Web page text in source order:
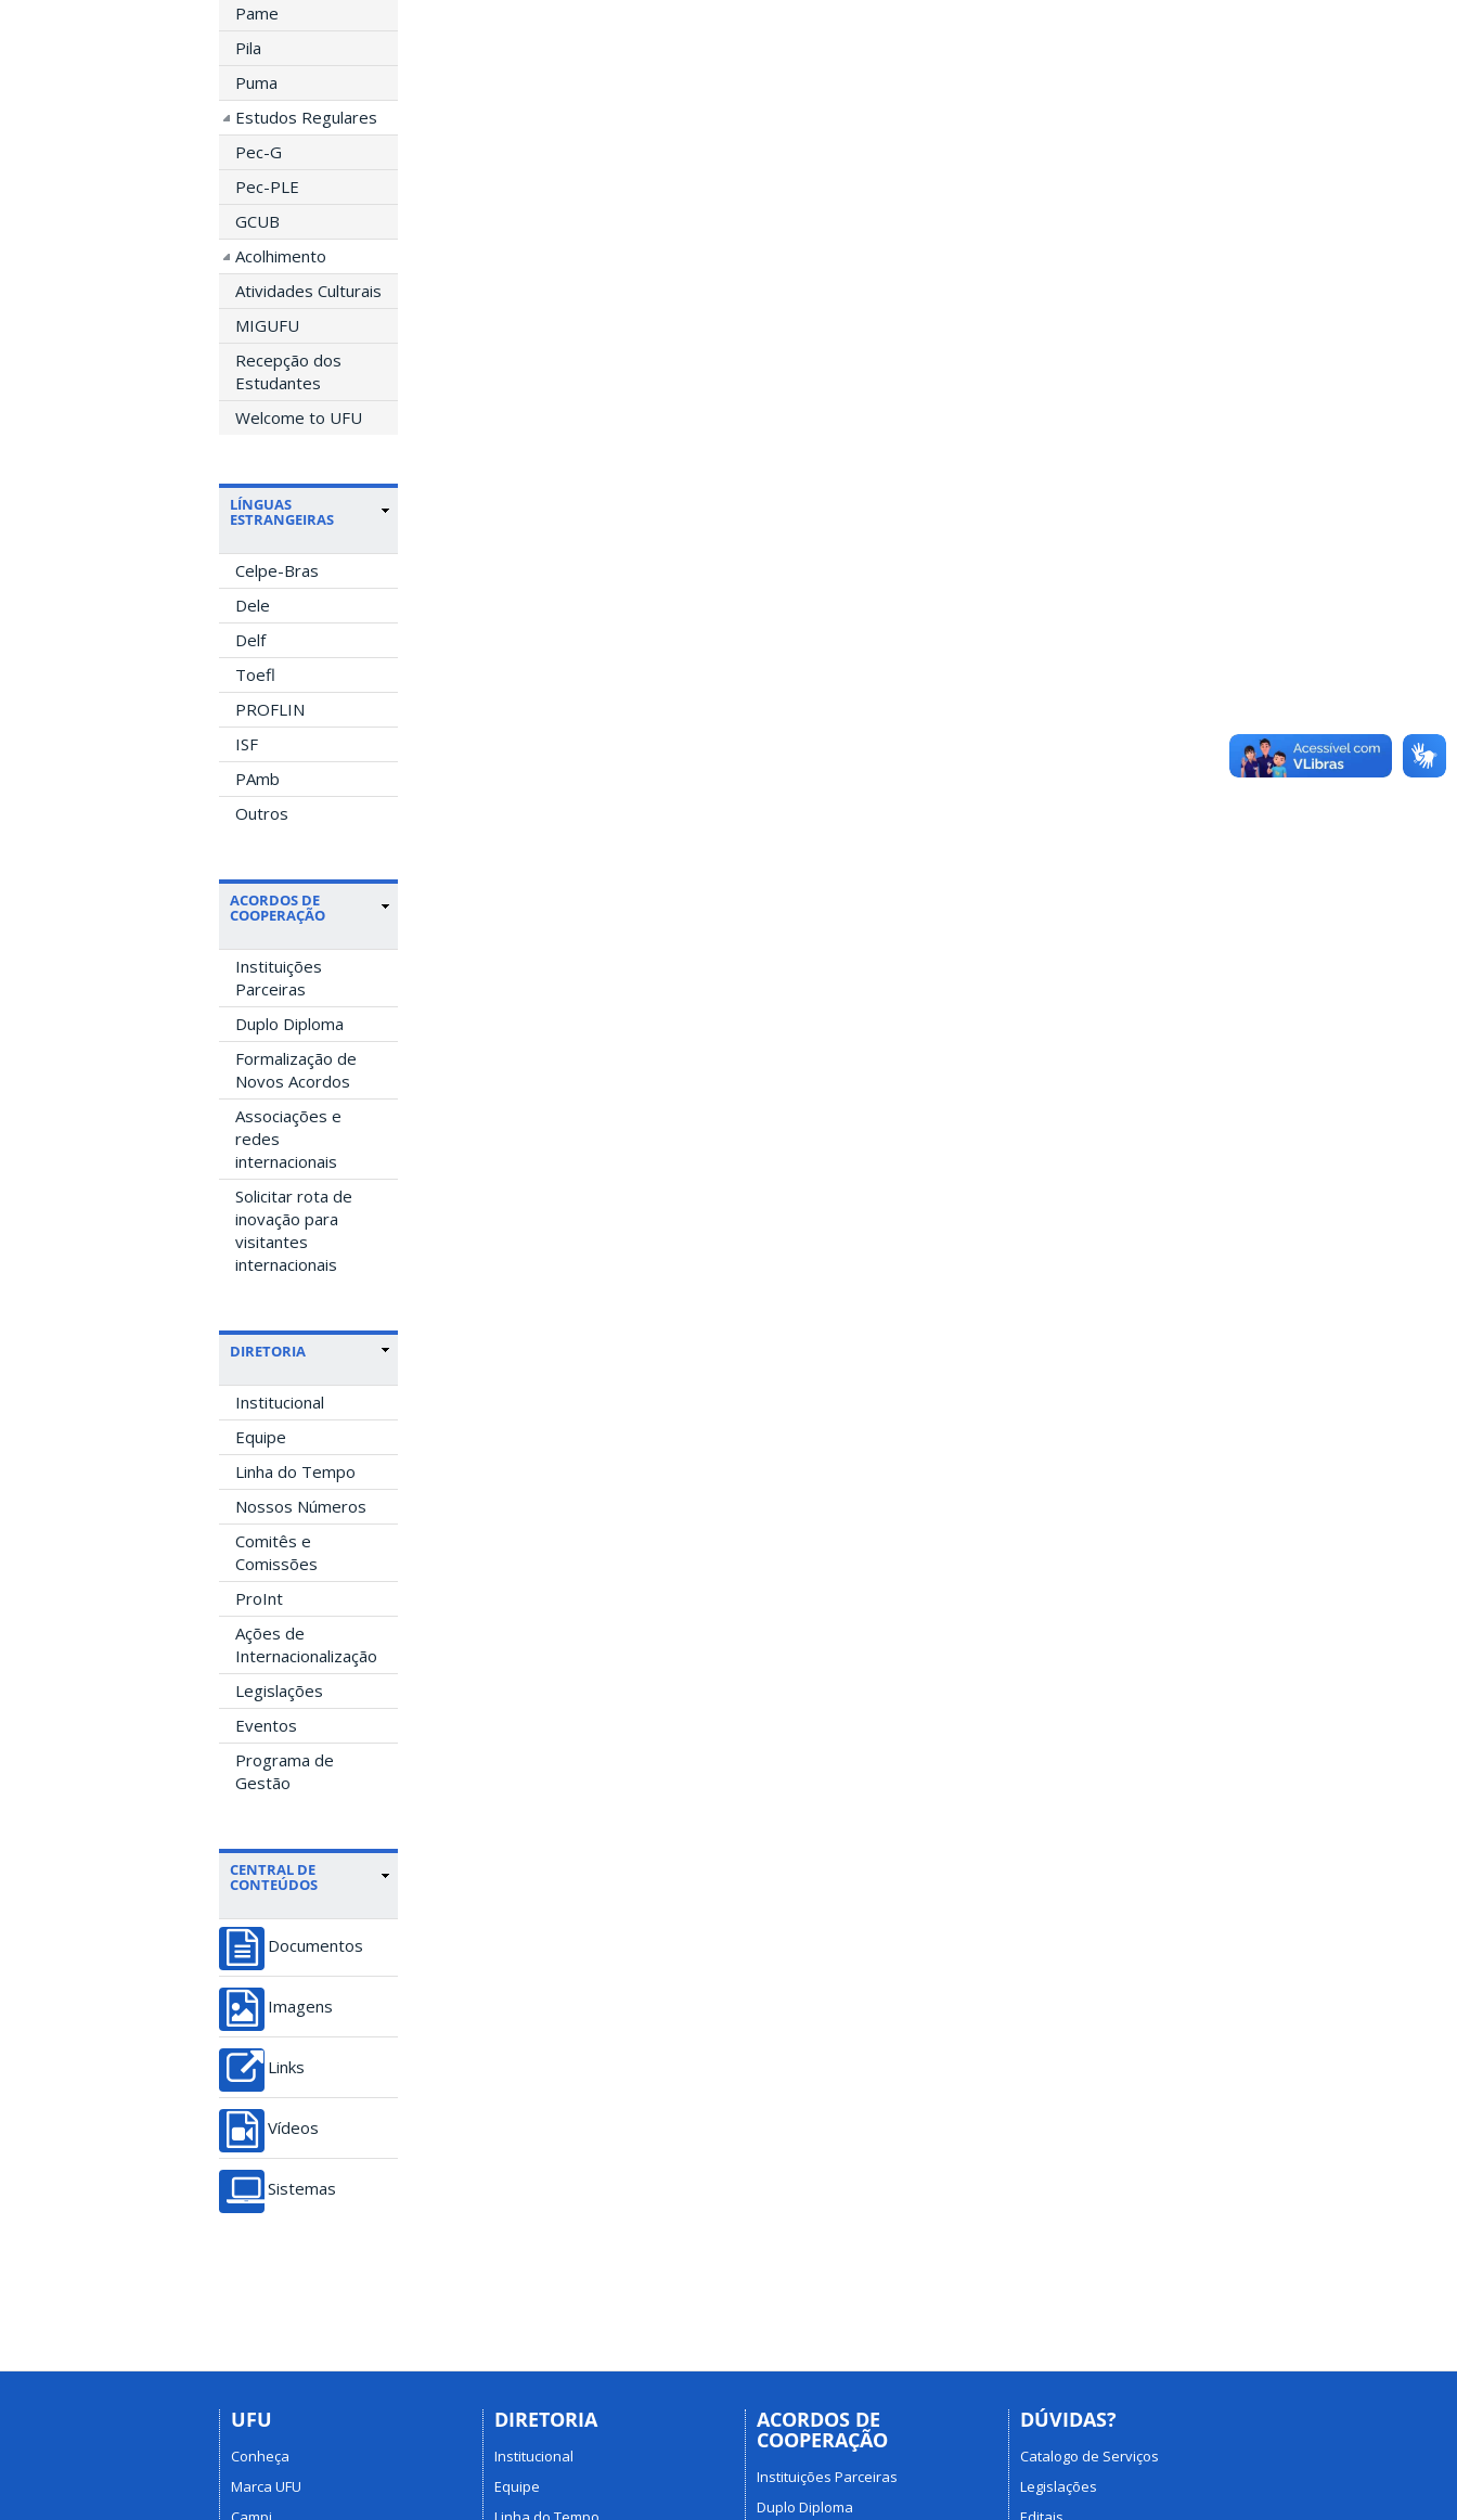
Pame
Pila
Puma
Estudos Regulares
Pec-G
Pec-PLE
GCUB
Acolhimento
Atividades Culturais
MIGUFU
Recepção dos
Estudantes
Welcome to UFU
LÍNGUAS
ESTRANGEIRAS
Celpe-Bras
Dele
Delf
Toefl
PROFLIN
ISF
PAmb
Outros
ACORDOS DE
COOPERAÇÃO
Instituições
Parceiras
Duplo Diploma
Formalização de
Novos Acordos
Associações e
redes
internacionais
Solicitar rota de
inovação para
visitantes
internacionais
DIRETORIA
Institucional
Equipe
Linha do Tempo
Nossos Números
Comitês e
Comissões
ProInt
Ações de
Internacionalização
Legislações
Eventos
Programa de
Gestão
CENTRAL DE
CONTEÚDOS
Documentos
Imagens
Links
Vídeos
Sistemas
UFU
Conheça
Marca UFU
DIRETORIA
Institucional
Equipe
ACORDOS DE
COOPERAÇÃO
Instituições Parceiras
Duplo Diploma
DÚVIDAS?
Catalogo de Serviços
Legislações